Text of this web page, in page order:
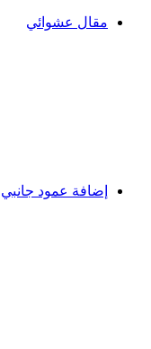
مقال عشوائي
إضافة عمود جانبي